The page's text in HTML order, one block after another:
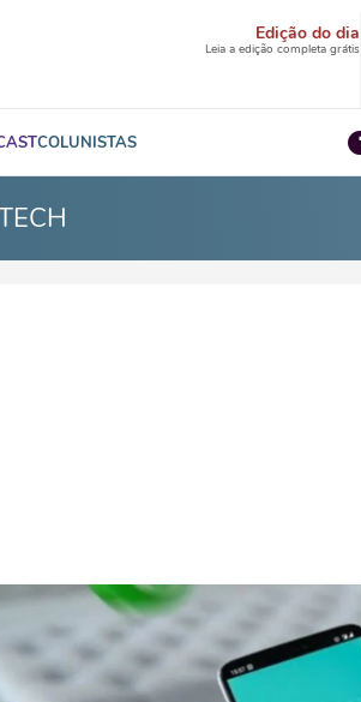
Edição do dia
Leia a edição completa grátis
COLUNISTAS